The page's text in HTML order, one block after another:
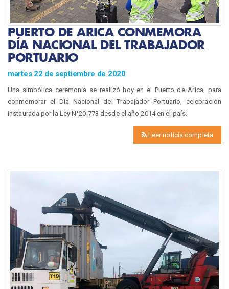
PUERTO DE ARICA CONMEMORA
DÍA NACIONAL DEL TRABAJADOR
PORTUARIO
martes 22 de septiembre de 2020
Una simbólica ceremonia se realizó hoy en el Puerto de Arica, para
conmemorar el Día Nacional del Trabajador Portuario, celebración
instaurada por la Ley N°20.773 desde el año 2014 en el país.
Leer noticia completa